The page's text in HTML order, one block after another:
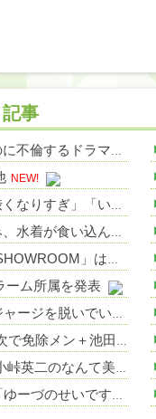
事
なんで不倫したらいかんのに不倫するドラマが流行るんや？ 他
NEW!
木村祐一の変貌ぶりに「渋くなりすぎ」「いつの間にかイケおじに」の声 他
【画像】グラドル東雲うみ、水着が食い込んだ横尻がHすぎる 他
本日8/6の乃木坂46「猫舌SHOWROOM」は筒井あやめ＆鈴木佑捺
ーム所属を発表
【櫻坂46】田村保乃だけジャージを脱いでいた理由
乃木坂39th全国ミーグリ1次で免除メン＋池田・一ノ瀬・井上・川﨑・菅原・中西が全完売
乃木坂46 池田瑛紗出演「小峠英二のなんて美だ！」テーマ：徳川家康【2025.8.5 24:00〜 TOKYO MX】
【櫻坂46】ハリソン守屋「ゆーづのせいです」【ラヴィット!】